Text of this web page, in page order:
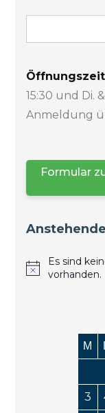
15:30 und Di.
Anmeldung
Formular
Es sind
vorhanden.
M
3